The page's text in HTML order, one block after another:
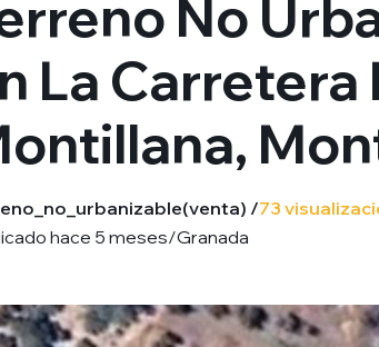
No
La Carretera
(venta) /73
hace 5 meses/Granada